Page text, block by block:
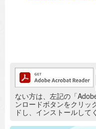
追加情報：PDFファイ
ない方は、左記の「
ンロードボタンをクリッ
ドし、インストールして